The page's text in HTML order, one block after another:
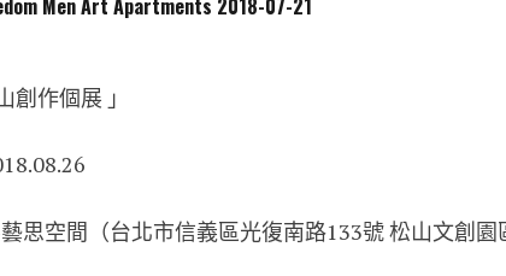
Men Art Apartments 2018-07-21
創作個展 」
思空間‬（台北市信義區光復南路133號‭ ‬松山文創園